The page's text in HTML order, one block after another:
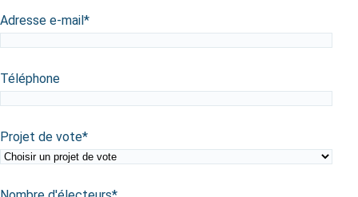
Adresse e-mail*
Téléphone
Projet de vote*